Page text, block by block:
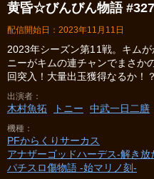
黄昏☆びんびん物語 #327
配信開始日：2023年11月11日
2023年シーズン第11戦。キム
ニーがキムの連チャンでまさか
回突入！大量出玉獲得なるか！？
出演者
木村魚拓 トニー 中武一日二膳
機種
PFからくりサーカス
アナザーゴッドハーデス‐解き放
パチスロ傷物語 ‐始マリノ刻‐